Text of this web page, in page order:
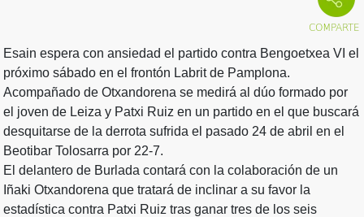
Esain espera con ansiedad el partido contra Bengoetxea VI el
próximo sábado en el frontón Labrit de Pamplona.
Acompañado de Otxandorena se medirá al dúo formado por
el joven de Leiza y Patxi Ruiz en un partido en el que buscará
desquitarse de la derrota sufrida el pasado 24 de abril en el
Beotibar Tolosarra por 22-7.
El delantero de Burlada contará con la colaboración de un
Iñaki Otxandorena que tratará de inclinar a su favor la
estadística contra Patxi Ruiz tras ganar tres de los seis